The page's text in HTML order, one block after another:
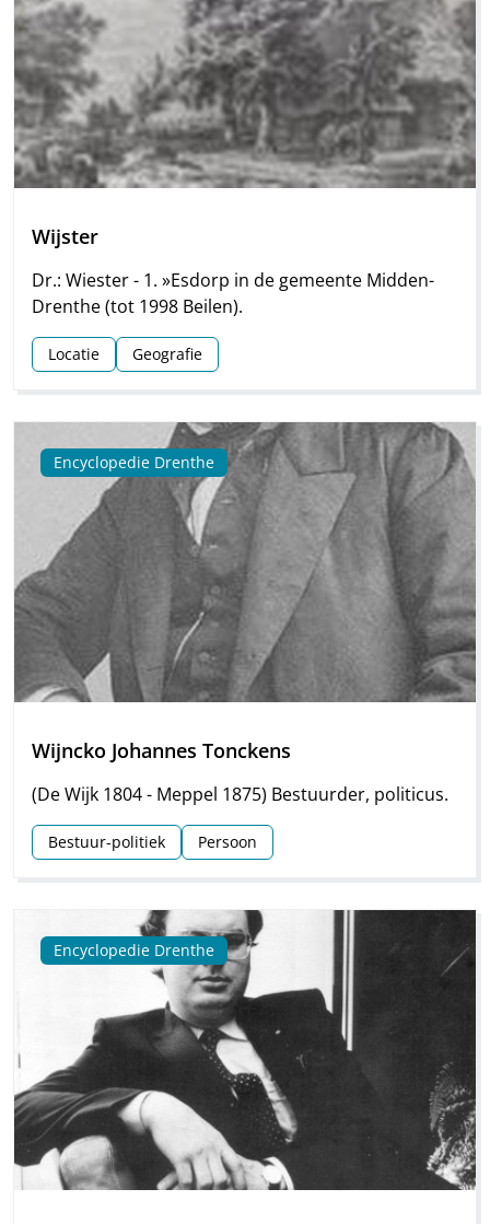
Wijster
Dr.: Wiester - 1. »Esdorp in de gemeente Midden-
Drenthe (tot 1998 Beilen).
Locatie Geografie
Encyclopedie Drenthe
Wijncko Johannes Tonckens
(De Wijk 1804 - Meppel 1875) Bestuurder, politicus.
Bestuur-politiek Persoon
Encyclopedie Drenthe